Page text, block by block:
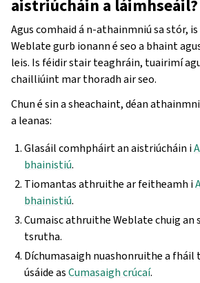
aistriúcháin a láimhseáil?
Agus comhaid á n-athainmniú sa stór,
Weblate gurb ionann é seo a bhaint
leis. Is féidir stair teaghráin, tuairimí
chailliúint mar thoradh air seo.
Chun é sin a sheachaint, déan
a leanas:
Glasáil comhpháirt an aistriúcháin i
bhainistiú.
Tiomantas athruithe ar feitheamh i
bhainistiú.
Cumaisc athruithe Weblate chuig an
tsrutha.
Díchumasaigh nuashonruithe a fháil
úsáide asCumasaigh crúcaí.